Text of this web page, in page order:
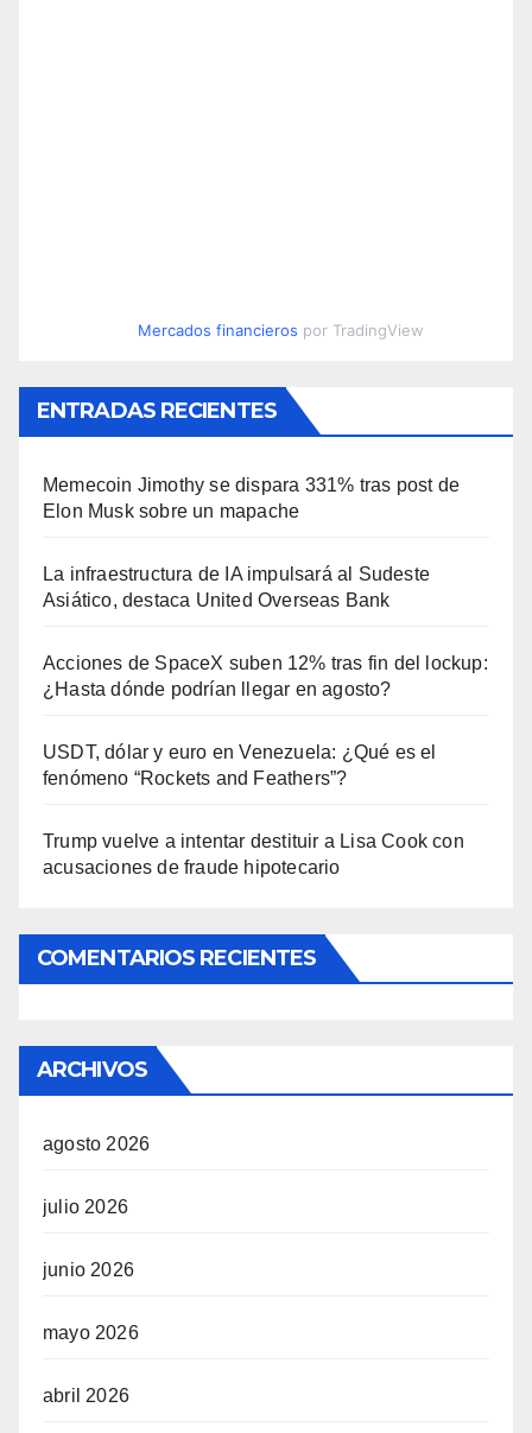
Mercados financieros por TradingView
ENTRADAS RECIENTES
Memecoin Jimothy se dispara 331% tras post de
Elon Musk sobre un mapache
La infraestructura de IA impulsará al Sudeste
Asiático, destaca United Overseas Bank
Acciones de SpaceX suben 12% tras fin del lockup:
¿Hasta dónde podrían llegar en agosto?
USDT, dólar y euro en Venezuela: ¿Qué es el
fenómeno “Rockets and Feathers”?
Trump vuelve a intentar destituir a Lisa Cook con
acusaciones de fraude hipotecario
COMENTARIOS RECIENTES
ARCHIVOS
agosto 2026
julio 2026
junio 2026
mayo 2026
abril 2026